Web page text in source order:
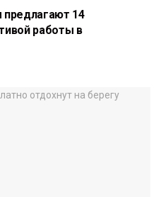
предлагают 14
работы в